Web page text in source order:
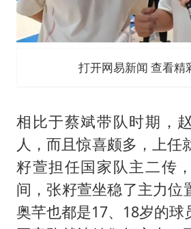
打开网易新闻 查看精
相比于蔡斌带队时期，
人，而且惊喜颇多，上任
籽萱担任国家队主二传
间，张籽萱坐稳了主力位
奥芊也都是17、18岁的球